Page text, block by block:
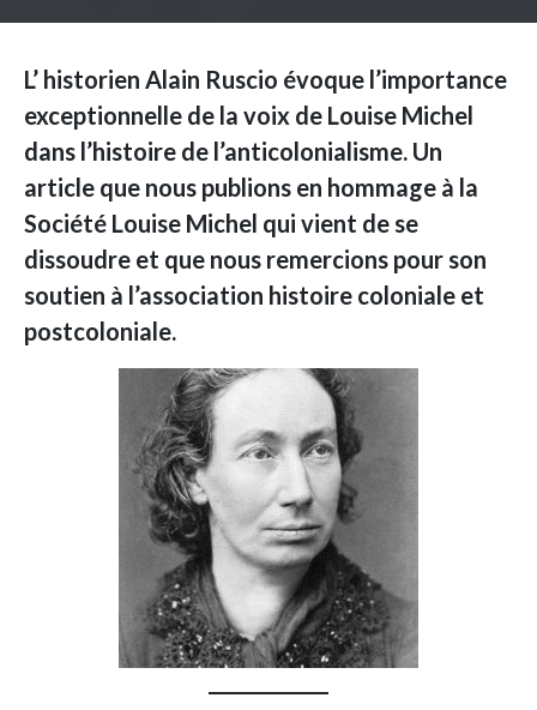
L’ historien Alain Ruscio évoque l’importance
exceptionnelle de la voix de Louise Michel
dans l’histoire de l’anticolonialisme. Un
article que nous publions en hommage à la
Société Louise Michel qui vient de se
dissoudre et que nous remercions pour son
soutien à l’association histoire coloniale et
postcoloniale.